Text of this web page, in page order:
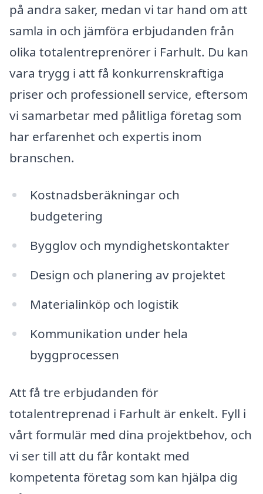
på andra saker, medan vi tar hand om att
samla in och jämföra erbjudanden från
olika totalentreprenörer i Farhult. Du kan
vara trygg i att få konkurrenskraftiga
priser och professionell service, eftersom
vi samarbetar med pålitliga företag som
har erfarenhet och expertis inom
branschen.
Kostnadsberäkningar och
budgetering
Bygglov och myndighetskontakter
Design och planering av projektet
Materialinköp och logistik
Kommunikation under hela
byggprocessen
Att få tre erbjudanden för
totalentreprenad i Farhult är enkelt. Fyll i
vårt formulär med dina projektbehov, och
vi ser till att du får kontakt med
kompetenta företag som kan hjälpa dig